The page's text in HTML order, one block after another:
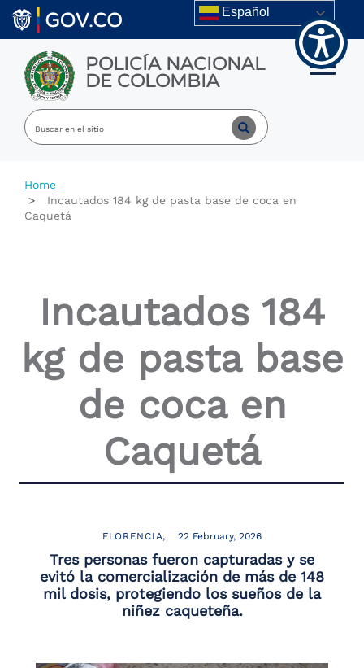
Skip to main content Español
POLICÍA NACIONAL
DE COLOMBIA Toggle
Home
Incautados 184 kg de pasta base de coca en
Caquetá
Incautados 184
kg de pasta base
de coca en
Caquetá
FLORENCIA 22 February, 2026
Tres personas fueron capturadas y se
evitó la comercialización de más de 148
mil dosis, protegiendo los sueños de la
niñez caqueteña.